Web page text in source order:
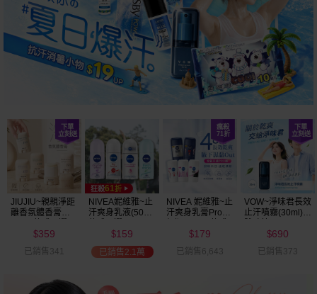
JIUJIU~親親淨距
離香氛體香膏
$359
已銷售341
NIVEA妮維雅~止
汗爽身乳液(50ml)
$159
已銷售2.1萬
NIVEA 妮維雅~止
汗爽身乳膏Pro升
$179
已銷售6,643
VOW~淨味君長效
止汗噴霧(30ml)
$690
已銷售373